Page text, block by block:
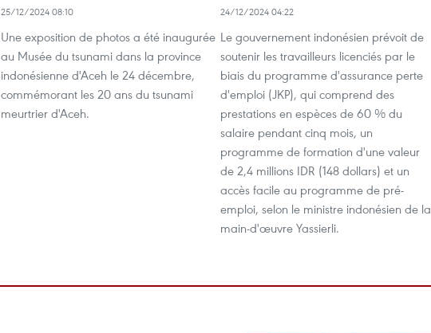
25/12/2024 08:10
Une exposition de photos a été inaugurée
au Musée du tsunami dans la province
indonésienne d'Aceh le 24 décembre,
commémorant les 20 ans du tsunami
meurtrier d'Aceh.
24/12/2024 04:22
Le gouvernement indonésien prévoit de
soutenir les travailleurs licenciés par le
biais du programme d'assurance perte
d'emploi (JKP), qui comprend des
prestations en espèces de 60 % du
salaire pendant cinq mois, un
programme de formation d'une valeur
de 2,4 millions IDR (148 dollars) et un
accès facile au programme de pré-
emploi, selon le ministre indonésien de la
main-d'œuvre Yassierli.